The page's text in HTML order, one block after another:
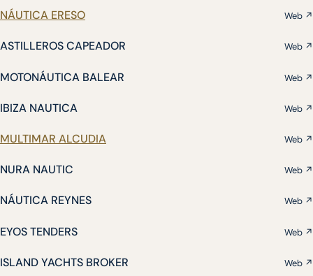
NÁUTICA ERESO Web ↗
ASTILLEROS CAPEADOR Web ↗
MOTONÁUTICA BALEAR Web ↗
IBIZA NAUTICA Web ↗
MULTIMAR ALCUDIA Web ↗
NURA NAUTIC Web ↗
NÁUTICA REYNES Web ↗
EYOS TENDERS Web ↗
ISLAND YACHTS BROKER Web ↗